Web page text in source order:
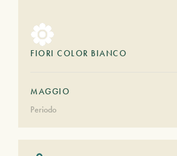
FIORI COLOR BIANCO
MAGGIO
Periodo